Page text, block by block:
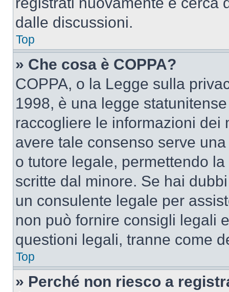
dalle discussioni.
Top
» Che cosa è COPPA?
COPPA, o la Legge sulla
1998, è una legge
raccogliere le informazioni dei
avere tale consenso serve
o tutore legale, permettendo
scritte dal minore. Se hai
un consulente legale per
non può fornire consigli legali
questioni legali, tranne come
Top
» Perché non riesco a